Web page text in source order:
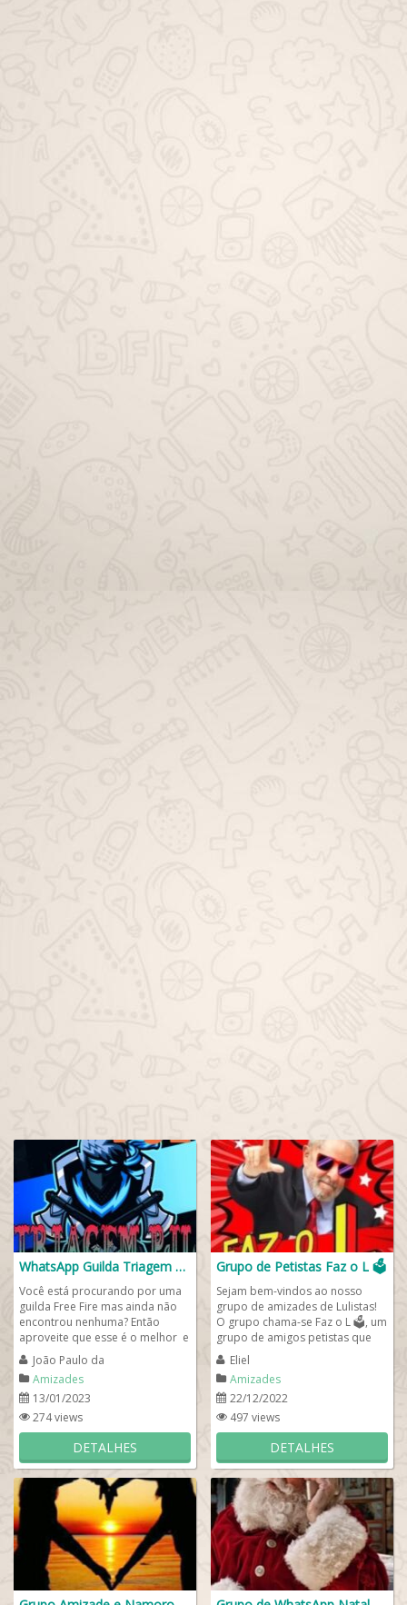
WhatsApp Guilda Triagem ♚ρ\’𝑗ℓ♚
Você está procurando por uma
guilda Free Fire mas ainda não
encontrou nenhuma? Então
aproveite que esse é o melhor e
maior grupo de WhatsApp
Guilda...
João Paulo da
Amizades
13/01/2023
274 views
DETALHES
Grupo de Petistas Faz o L 🗳
Sejam bem-vindos ao nosso
grupo de amizades de Lulistas!
O grupo chama-se Faz o L 🗳, um
grupo de amigos petistas que
sentem orgulho de ter votado e
elegido o...
Eliel
Amizades
22/12/2022
497 views
DETALHES